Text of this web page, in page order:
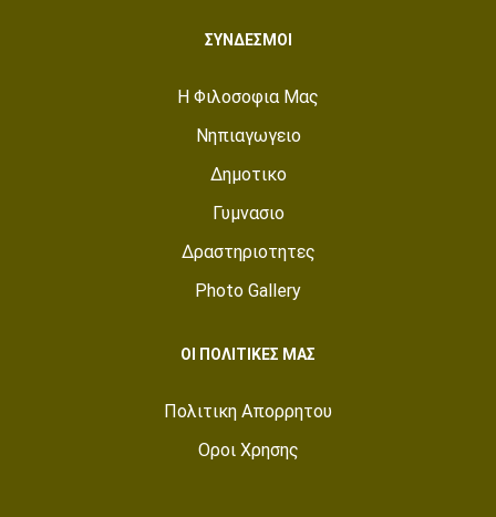
ΣΥΝΔΕΣΜΟΙ
Η Φιλοσοφια Μας
Νηπιαγωγειο
Δημοτικο
Γυμνασιο
Δραστηριοτητες
Photo Gallery
ΟΙ ΠΟΛΙΤΙΚΕΣ ΜΑΣ
Πολιτικη Απορρητου
Οροι Χρησης